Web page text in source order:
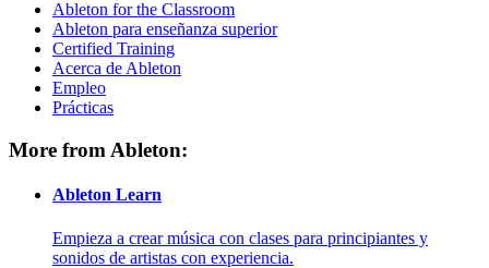
Ableton for the Classroom
Ableton para enseñanza superior
Certified Training
Acerca de Ableton
Empleo
Prácticas
More from Ableton:
Ableton Learn
Empieza a crear música con clases para principiantes y
sonidos de artistas con experiencia.